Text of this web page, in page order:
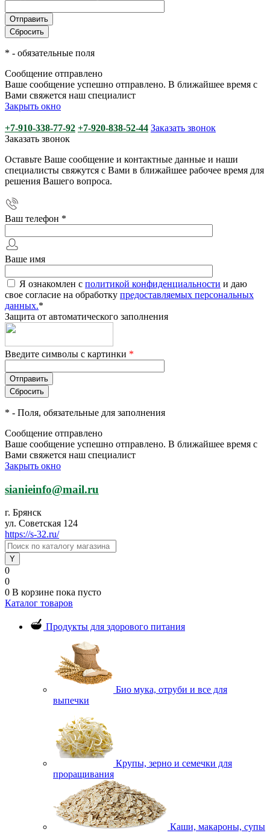
* - обязательные поля
Сообщение отправлено
Ваше сообщение успешно отправлено. В ближайшее время с
Вами свяжется наш специалист
Закрыть окно
+7-910-338-77-92 +7-920-838-52-44 Заказать звонок
Заказать звонок
Оставьте Ваше сообщение и контактные данные и наши
специалисты свяжутся с Вами в ближайшее рабочее время для
решения Вашего вопроса.
Ваш телефон *
Ваше имя
Я ознакомлен с политикой конфиденциальности и даю
свое согласие на обработку предоставляемых персональных
данных.*
Защита от автоматического заполнения
Введите символы с картинки *
* - Поля, обязательные для заполнения
Сообщение отправлено
Ваше сообщение успешно отправлено. В ближайшее время с
Вами свяжется наш специалист
Закрыть окно
sianieinfo@mail.ru
г. Брянск
ул. Советская 124
https://s-32.ru/
0
0
0 В корзине пока пусто
Каталог товаров
Продукты для здорового питания
Био мука, отруби и все для
выпечки
Крупы, зерно и семечки для
проращивания
Каши, макароны, супы